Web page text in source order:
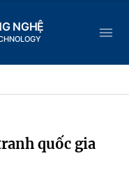
NGHỆ
quốc gia